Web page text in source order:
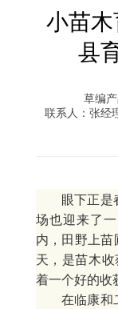
小苗
县
草编
联系人：张经
眼下正
场也迎来了
内，田野上
天，是苗木
着一个好的收
在临康和